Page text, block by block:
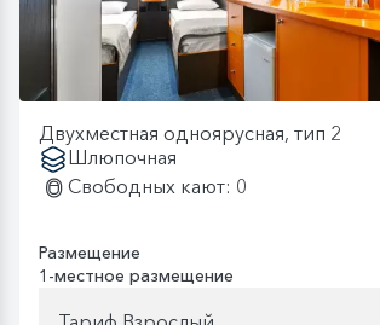
Двухместная одноярусная, тип 2
Шлюпочная
Свободных кают: 0
Размещение
1-местное размещение